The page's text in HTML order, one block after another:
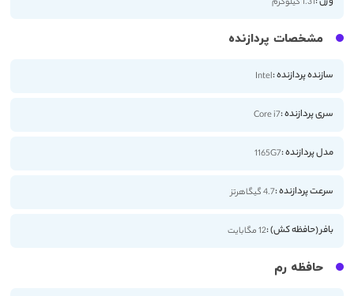
مشخصات پردازنده
سازنده پردازنده :Intel
سری پردازنده :Core i7
مدل پردازنده :1165G7
سرعت پردازنده :4.7 گیگاهرتز
بافر (حافظه کش) :12 مگابایت
حافظه رم